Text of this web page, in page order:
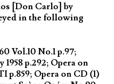
[Don Carlo] by
in the following
Vol.10 No.1 p.97;
1958 p.292; Opera on
p.859; Opera on CD (1)